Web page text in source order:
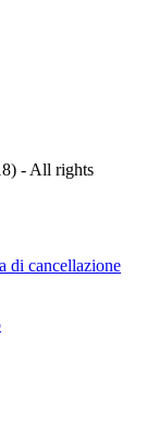
- All rights
di cancellazione